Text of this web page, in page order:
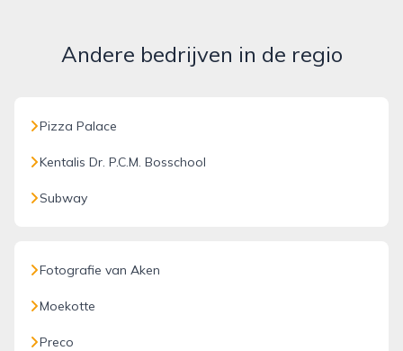
Andere bedrijven in de regio
Pizza Palace
Kentalis Dr. P.C.M. Bosschool
Subway
Fotografie van Aken
Moekotte
Preco